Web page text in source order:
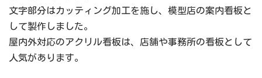
文字部分はカッティング加工を施し、模型店の案内看板と
して製作しました。
屋内外対応のアクリル看板は、店舗や事務所の看板として
人気があります。